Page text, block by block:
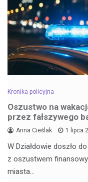
Kronika policyjna
Oszustwo na
przez fałszywego
Anna Cieślak 1 lipca
W Działdowie doszło
z oszustwem
miasta…